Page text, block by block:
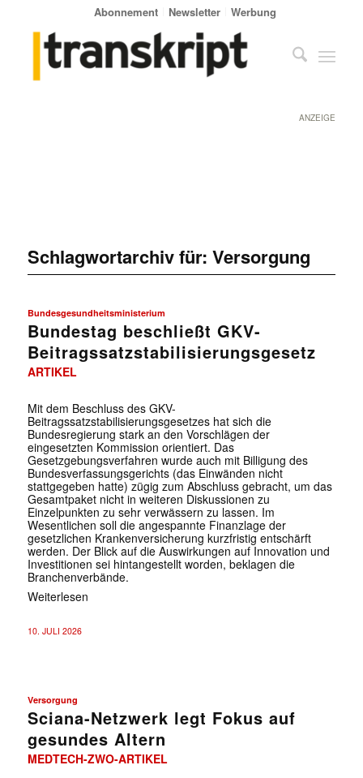
Abonnement Newsletter Werbung
ANZEIGE
Schlagwortarchiv für: Versorgung
Bundesgesundheitsministerium
Bundestag beschließt GKV-
Beitragssatzstabilisierungsgesetz
ARTIKEL
Mit dem Beschluss des GKV-
Beitragssatzstabilisierungsgesetzes hat sich die
Bundesregierung stark an den Vorschlägen der
eingesetzten Kommission orientiert. Das
Gesetzgebungsverfahren wurde auch mit Billigung des
Bundesverfassungsgerichts (das Einwänden nicht
stattgegeben hatte) zügig zum Abschluss gebracht, um das
Gesamtpaket nicht in weiteren Diskussionen zu
Einzelpunkten zu sehr verwässern zu lassen. Im
Wesentlichen soll die angespannte Finanzlage der
gesetzlichen Krankenversicherung kurzfristig entschärft
werden. Der Blick auf die Auswirkungen auf Innovation und
Investitionen sei hintangestellt worden, beklagen die
Branchenverbände.
Weiterlesen
10. JULI 2026
Versorgung
Sciana-Netzwerk legt Fokus auf
gesundes Altern
MEDTECH-ZWO-ARTIKEL